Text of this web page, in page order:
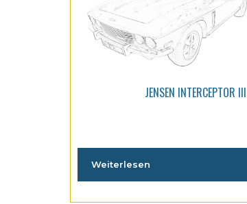
JENSEN INTERCEPTOR III
Weiterlesen